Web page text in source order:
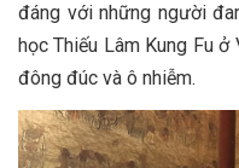
đáng với những người
học Thiếu Lâm Kung Fu
đông đúc và ô nhiễm.